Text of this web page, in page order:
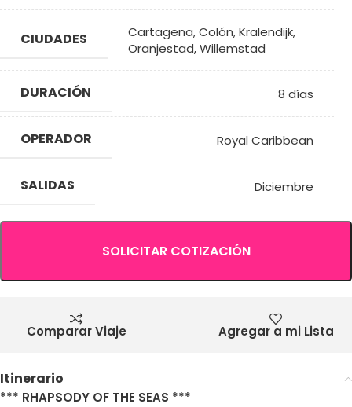
CIUDADES Cartagena,Colón,Kralendijk,
Oranjestad,Willemstad
DURACIÓN 8 días
OPERADOR Royal Caribbean
SALIDAS Diciembre
SOLICITAR COTIZACIÓN
Comparar Viaje Agregar a mi Lista
Itinerario
*** RHAPSODY OF THE SEAS ***